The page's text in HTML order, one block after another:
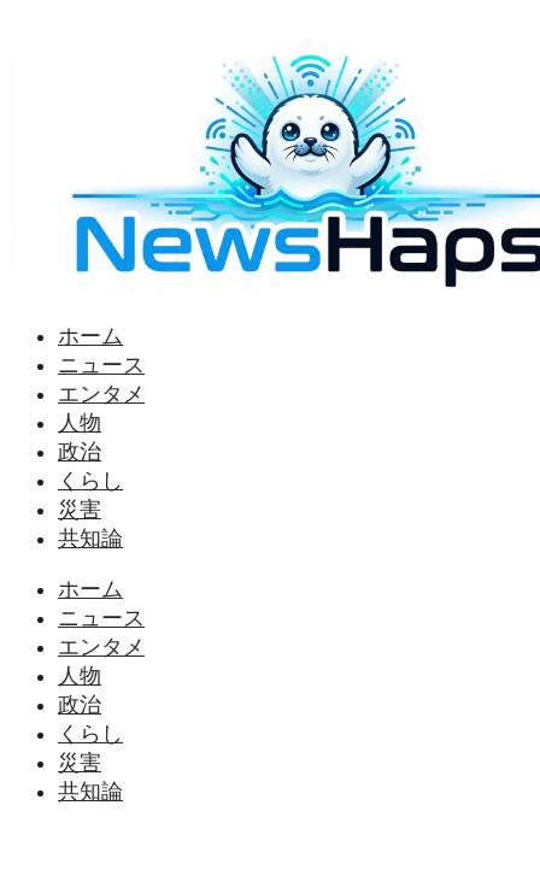
ホーム
ニュース
エンタメ
人物
政治
くらし
災害
共知論
ホーム
ニュース
エンタメ
人物
政治
くらし
災害
共知論